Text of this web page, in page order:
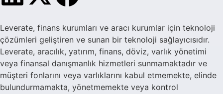
Leverate, finans kurumları ve aracı kurumlar için teknoloji
çözümleri geliştiren ve sunan bir teknoloji sağlayıcısıdır.
Leverate, aracılık, yatırım, finans, döviz, varlık yönetimi
veya finansal danışmanlık hizmetleri sunmamaktadır ve
müşteri fonlarını veya varlıklarını kabul etmemekte, elinde
bulundurmamakta, yönetmemekte veya kontrol